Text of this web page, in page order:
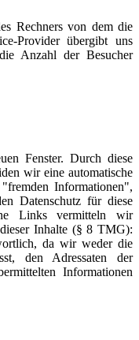
Rechners von dem die
Provider übergibt uns
Anzahl der Besucher
Fenster. Durch diese
wir eine automatische
Informationen",
Datenschutz für diese
Links vermitteln wir
Inhalte (§ 8 TMG):
da wir weder die
den Adressaten der
Informationen